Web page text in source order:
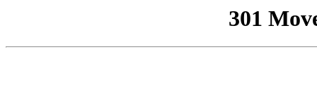
301